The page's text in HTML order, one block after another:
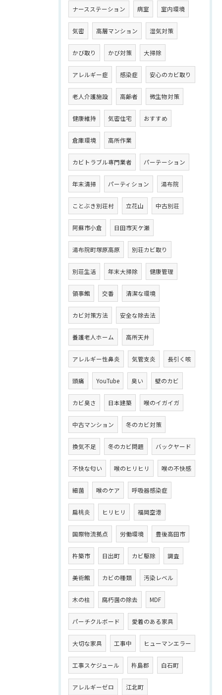
ナースステーション 病室 室内環境
気密 高層マンション 湿気対策
かび取り かび対策 大掃除
アレルギー症 感染症 安心のカビ取り
老人介護施設 高齢者 微生物対策
健康維持 気密住宅 おすすめ
倉庫環境 高所作業
カビトラブル専門業者 パーテーション
年末清掃 パーティション 湯布院
ことぶき別荘村 立花山 中古別荘
阿蘇市小倉 日田市天ケ瀬
湯布院町塚原高原 別荘カビ取り
別荘生活 年末大掃除 健康管理
領事館 交番 清潔な環境
カビ対策方法 安全な除去法
養護老人ホーム 高所天井
アレルギー性鼻炎 気管支炎 長引く咳
頭痛 YouTube 臭い 壁のカビ
カビ臭さ 日本建築 喉のイガイガ
中古マンション 冬のカビ対策
換気不足 冬のカビ問題 バックヤード
不快な匂い 喉のヒリヒリ 喉の不快感
細菌 喉のケア 呼吸器感染症
扁桃炎 ヒリヒリ 福岡空港
国際物流拠点 労働環境 豊後高田市
杵築市 日出町 カビ駆除 調査
美術館 カビの種類 汚染レベル
木の柱 腐朽菌の除去 MDF
パーチクルボード 愛着のある家具
大切な家具 工事中 ヒューマンエラー
工事スケジュール 杵島郡 白石町
アレルギーゼロ 江北町